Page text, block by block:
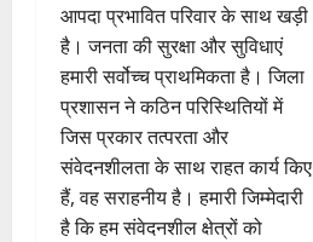
आपदा प्रभावित परिवार के साथ खड़ी
है। जनता की सुरक्षा और सुविधाएं
हमारी सर्वोच्च प्राथमिकता है। जिला
प्रशासन ने कठिन परिस्थितियों में
जिस प्रकार तत्परता और
संवेदनशीलता के साथ राहत कार्य किए
हैं, वह सराहनीय है। हमारी जिम्मेदारी
है कि हम संवेदनशील क्षेत्रों को